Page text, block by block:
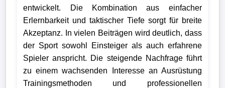
entwickelt. Die Kombination aus einfacher
Erlernbarkeit und taktischer Tiefe sorgt für breite
Akzeptanz. In vielen Beiträgen wird deutlich, dass
der Sport sowohl Einsteiger als auch erfahrene
Spieler anspricht. Die steigende Nachfrage führt
zu einem wachsenden Interesse an Ausrüstung
Trainingsmethoden und professionellen